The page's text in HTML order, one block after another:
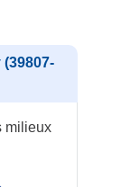
milieux